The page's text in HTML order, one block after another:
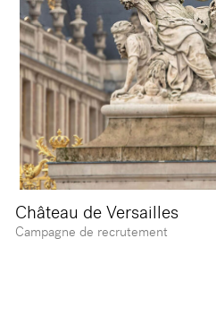
Château de Versailles
Campagne de recrutement